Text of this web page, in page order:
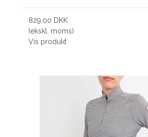
829,00 DKK
(ekskl. moms)
Vis produkt